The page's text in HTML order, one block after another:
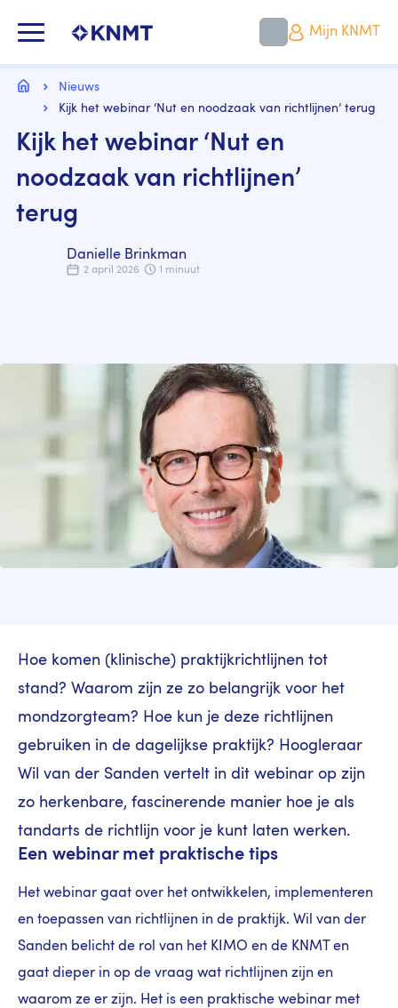
naar
gaan
Mijn KNMT
Kruimelpad
HomeNieuws
Kijk het webinar ‘Nut en noodzaak van richtlijnen’ terug
Kijk het webinar ‘Nut en
noodzaak van richtlijnen’
terug
Danielle Brinkman
2 april 2026 1 minuut
Hoe komen (klinische) praktijkrichtlijnen tot
stand? Waarom zijn ze zo belangrijk voor het
mondzorgteam? Hoe kun je deze richtlijnen
gebruiken in de dagelijkse praktijk? Hoogleraar
Wil van der Sanden vertelt in dit webinar op zijn
zo herkenbare, fascinerende manier hoe je als
tandarts de richtlijn voor je kunt laten werken.
Een webinar met praktische tips
Het webinar gaat over het ontwikkelen, implementeren
en toepassen van richtlijnen in de praktijk. Wil van der
Sanden belicht de rol van het KIMO en de KNMT en
gaat dieper in op de vraag wat richtlijnen zijn en
waarom ze er zijn. Het is een praktische webinar met